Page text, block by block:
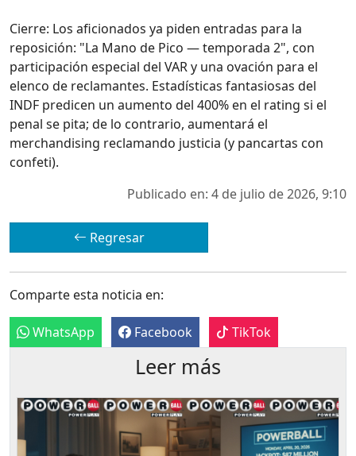
Cierre: Los aficionados ya piden entradas para la
reposición: "La Mano de Pico — temporada 2", con
participación especial del VAR y una ovación para el
elenco de reclamantes. Estadísticas fantasiosas del
INDF predicen un aumento del 400% en el rating si el
penal se pita; de lo contrario, aumentará el
merchandising reclamando justicia (y pancartas con
confeti).
Publicado en: 4 de julio de 2026, 9:10
Regresar
Comparte esta noticia en:
WhatsApp Facebook TikTok
Leer más